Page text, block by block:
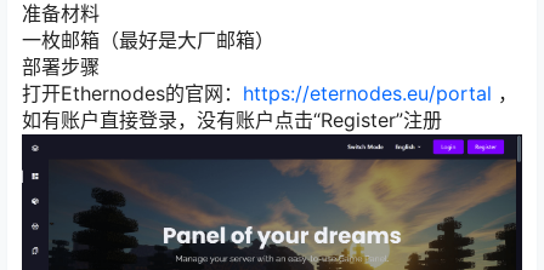
准备材料
一枚邮箱（最好是大厂邮箱）
部署步骤
打开Ethernodes的官网： https://eternodes.eu/portal ，
如有账户直接登录，没有账户点击“Register”注册